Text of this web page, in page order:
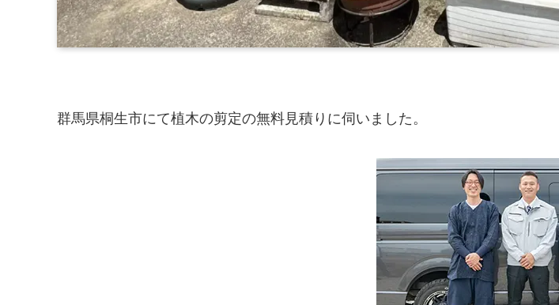
群馬県桐生市にて植木の剪定の無料見積りに伺いました。